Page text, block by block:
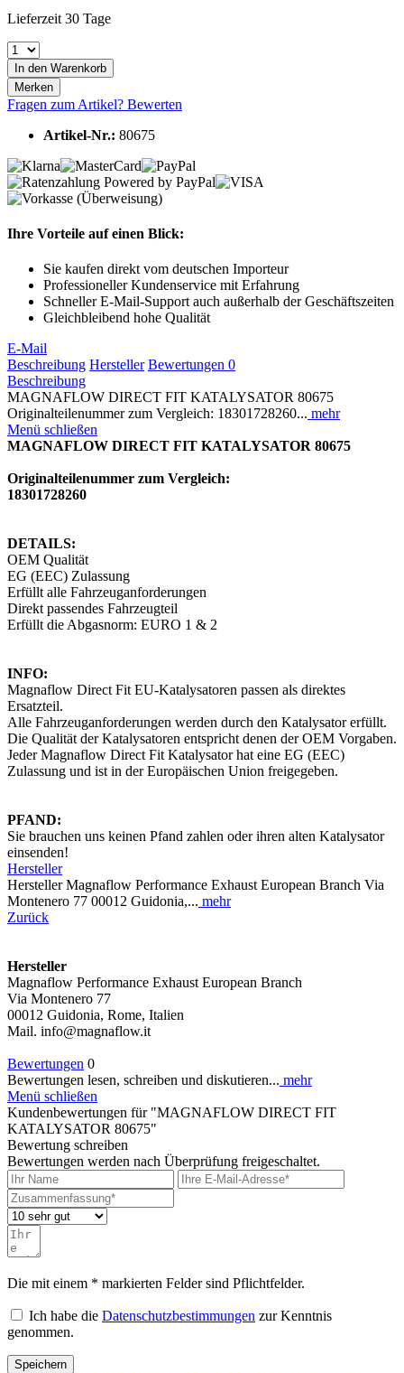
Lieferzeit 30 Tage
In den Warenkorb
Merken
Fragen zum Artikel? Bewerten
Artikel-Nr.: 80675
Ihre Vorteile auf einen Blick:
Sie kaufen direkt vom deutschen Importeur
Professioneller Kundenservice mit Erfahrung
Schneller E-Mail-Support auch außerhalb der Geschäftszeiten
Gleichbleibend hohe Qualität
E-Mail
Beschreibung Hersteller Bewertungen 0
Beschreibung
MAGNAFLOW DIRECT FIT KATALYSATOR 80675
Originalteilenummer zum Vergleich: 18301728260... mehr
Menü schließen
MAGNAFLOW DIRECT FIT KATALYSATOR 80675
Originalteilenummer zum Vergleich:
18301728260
DETAILS:
OEM Qualität
EG (EEC) Zulassung
Erfüllt alle Fahrzeuganforderungen
Direkt passendes Fahrzeugteil
Erfüllt die Abgasnorm: EURO 1 & 2
INFO:
Magnaflow Direct Fit EU-Katalysatoren passen als direktes
Ersatzteil.
Alle Fahrzeuganforderungen werden durch den Katalysator erfüllt.
Die Qualität der Katalysatoren entspricht denen der OEM Vorgaben.
Jeder Magnaflow Direct Fit Katalysator hat eine EG (EEC)
Zulassung und ist in der Europäischen Union freigegeben.
PFAND:
Sie brauchen uns keinen Pfand zahlen oder ihren alten Katalysator
einsenden!
Hersteller
Hersteller Magnaflow Performance Exhaust European Branch Via
Montenero 77 00012 Guidonia,... mehr
Zurück
Hersteller
Magnaflow Performance Exhaust European Branch
Via Montenero 77
00012 Guidonia, Rome, Italien
Mail. info@magnaflow.it
Bewertungen 0
Bewertungen lesen, schreiben und diskutieren... mehr
Menü schließen
Kundenbewertungen für "MAGNAFLOW DIRECT FIT
KATALYSATOR 80675"
Bewertung schreiben
Bewertungen werden nach Überprüfung freigeschaltet.
Die mit einem * markierten Felder sind Pflichtfelder.
Ich habe die Datenschutzbestimmungen zur Kenntnis
genommen.
Speichern